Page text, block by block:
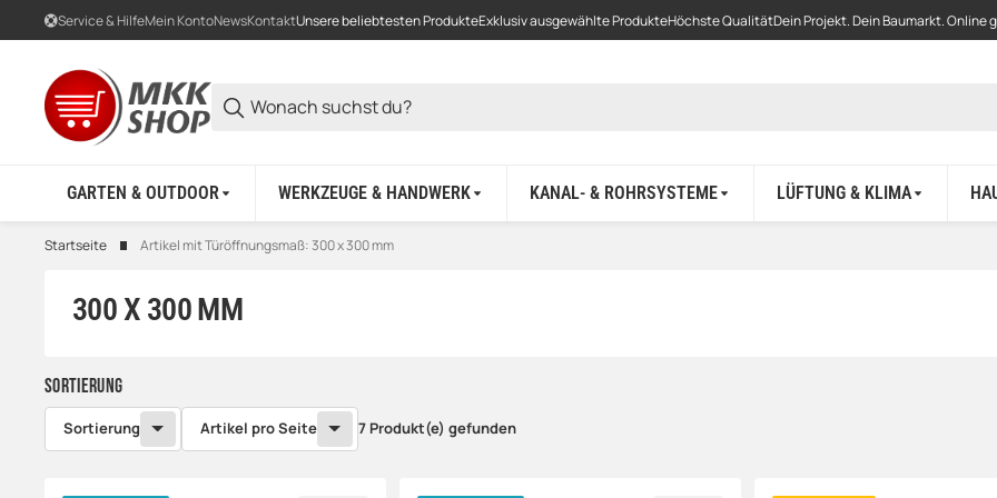
Service & HilfeMein KontoNewsKontaktUnsere beliebtesten ProdukteExklusiv ausgewählte ProdukteHöchste QualitätDein Projekt. Dein Baumarkt. Online
GARTEN & OUTDOOR WERKZEUGE & HANDWERK KANAL- & ROHRSYSTEME LÜFTUNG & KLIMA
Startseite Artikel mit Türöffnungsmaß: 300 x 300 mm
300 X 300 MM
Sortierung
Sortierung Artikel pro Seite 7 Produkt(e) gefunden